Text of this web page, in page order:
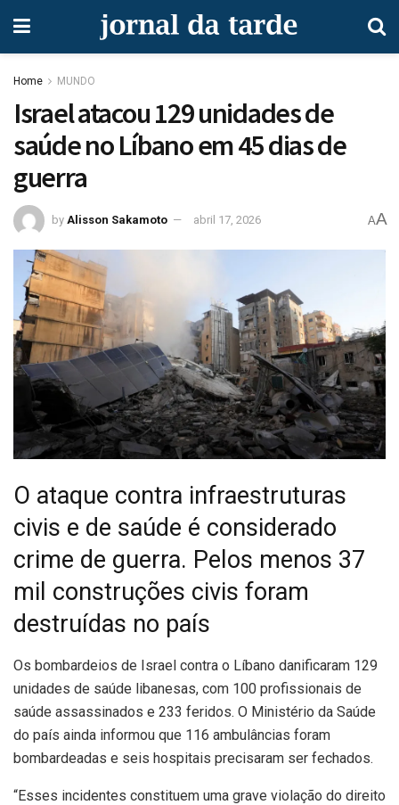
Home MUNDO
Israel atacou 129 unidades de
saúde no Líbano em 45 dias de
guerra
by Alisson Sakamoto abril 17, 2026 AA
O ataque contra infraestruturas
civis e de saúde é considerado
crime de guerra. Pelos menos 37
mil construções civis foram
destruídas no país
Os bombardeios de Israel contra o Líbano danificaram 129
unidades de saúde libanesas, com 100 profissionais de
saúde assassinados e 233 feridos. O Ministério da Saúde
do país ainda informou que 116 ambulâncias foram
bombardeadas e seis hospitais precisaram ser fechados.
“Esses incidentes constituem uma grave violação do direito